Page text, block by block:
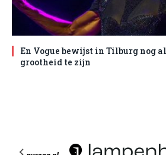
En Vogue bewijst in Tilburg nog
grootheid te zijn